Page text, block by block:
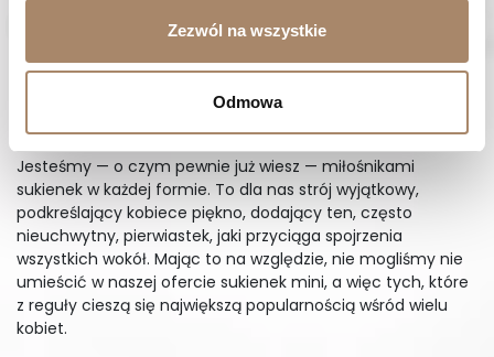
Zezwól na wszystkie
Odmowa
Poprzednie
1 2 3 … 12
Następne
Wystrzałowe sukienki mini — pokaż
swój styl
Jesteśmy — o czym pewnie już wiesz — miłośnikami
sukienek w każdej formie. To dla nas strój wyjątkowy,
podkreślający kobiece piękno, dodający ten, często
nieuchwytny, pierwiastek, jaki przyciąga spojrzenia
wszystkich wokół. Mając to na względzie, nie mogliśmy nie
umieścić w naszej ofercie sukienek mini, a więc tych, które
z reguły cieszą się największą popularnością wśród wielu
kobiet.